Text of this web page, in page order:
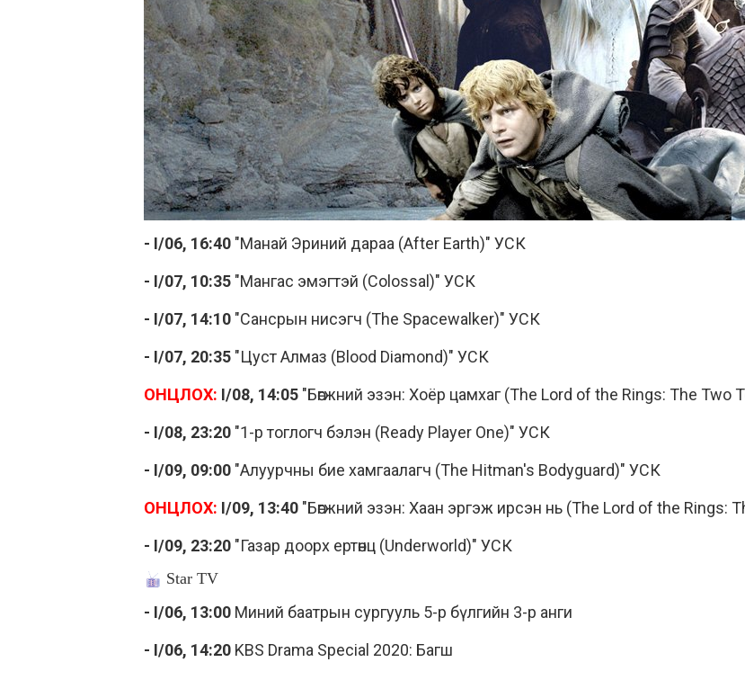
- I/06, 16:40 "Манай Эриний дараа (After Earth)" УСК
- I/07, 10:35 "Мангас эмэгтэй (Colossal)" УСК
- I/07, 14:10 "Сансрын нисэгч (The Spacewalker)" УСК
- I/07, 20:35 "Цуст Алмаз (Blood Diamond)" УСК
ОНЦЛОХ: I/08, 14:05 "Бөгжний эзэн: Хоёр цамхаг (The Lord of the Rings: The Two
- I/08, 23:20 "1-р тоглогч бэлэн (Ready Player One)" УСК
- I/09, 09:00 "Алуурчны бие хамгаалагч (The Hitman's Bodyguard)" УСК
ОНЦЛОХ: I/09, 13:40 "Бөгжний эзэн: Хаан эргэж ирсэн нь (The Lord of the Rings:
- I/09, 23:20 "Газар доорх ертөнц (Underworld)" УСК
Star TV
- I/06, 13:00 Миний баатрын сургууль 5-р бүлгийн 3-р анги
- I/06, 14:20 KBS Drama Special 2020: Багш